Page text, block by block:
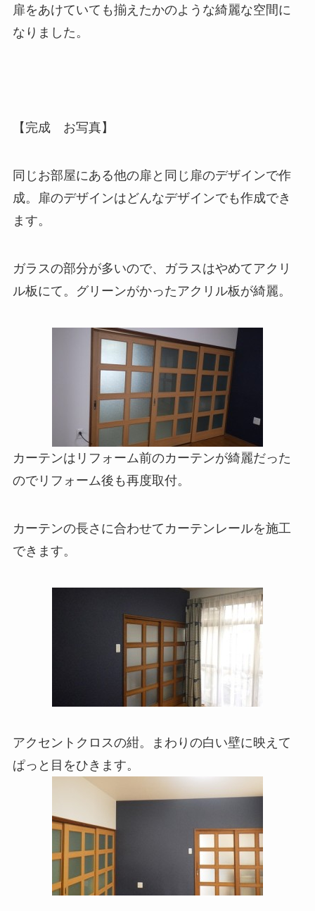
扉をあけていても揃えたかのような綺麗な空間に
なりました。
【完成 お写真】
同じお部屋にある他の扉と同じ扉のデザインで作
成。扉のデザインはどんなデザインでも作成でき
ます。
ガラスの部分が多いので、ガラスはやめてアクリ
ル板にて。グリーンがかったアクリル板が綺麗。
カーテンはリフォーム前のカーテンが綺麗だった
のでリフォーム後も再度取付。
カーテンの長さに合わせてカーテンレールを施工
できます。
アクセントクロスの紺。まわりの白い壁に映えて
ぱっと目をひきます。